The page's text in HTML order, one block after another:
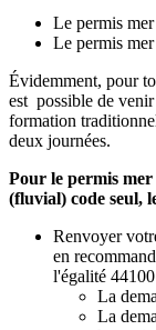
Le permis
Le permis
Évidemment, pour
est possible de venir
formation
deux journées.
Pour le permis mer
(fluvial) code seul,
Renvoyer
en
l'égalité
La
La